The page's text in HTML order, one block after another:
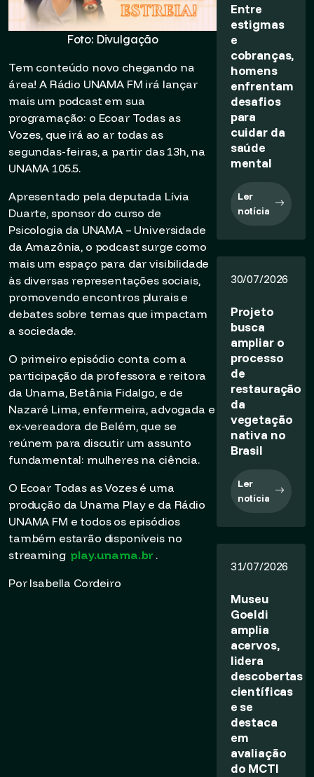
Foto: Divulgação
Tem conteúdo novo chegando na
área! A Rádio UNAMA FM irá lançar
mais um podcast em sua
programação: o Ecoar Todas as
Vozes, que irá ao ar todas as
segundas-feiras, a partir das 13h, na
UNAMA 105.5.
Apresentado pela deputada Lívia
Duarte, sponsor do curso de
Psicologia da UNAMA – Universidade
da Amazônia, o podcast surge como
mais um espaço para dar visibilidade
às diversas representações sociais,
promovendo encontros plurais e
debates sobre temas que impactam
a sociedade.
O primeiro episódio conta com a
participação da professora e reitora
da Unama, Betânia Fidalgo, e de
Nazaré Lima, enfermeira, advogada e
ex-vereadora de Belém, que se
reúnem para discutir um assunto
fundamental: mulheres na ciência.
O Ecoar Todas as Vozes é uma
produção da Unama Play e da Rádio
UNAMA FM e todos os episódios
também estarão disponíveis no
streaming play.unama.br .
Por Isabella Cordeiro
Entre
estigmas
e
cobranças,
homens
enfrentam
desafios
para
cuidar da
saúde
mental
Ler
notícia
30/07/2026
Projeto
busca
ampliar o
processo
de
restauração
da
vegetação
nativa no
Brasil
Ler
notícia
31/07/2026
Museu
Goeldi
amplia
acervos,
lidera
descobertas
científicas
e se
destaca
em
avaliação
do MCTI